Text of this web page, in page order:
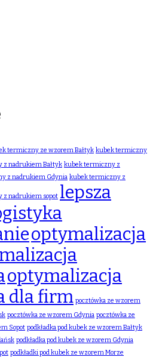
termiczny ze wzorem Bałtyk kubek termiczny
nadrukiem Bałtyk kubek termiczny z
z nadrukiem Gdynia kubek termiczny z
nadrukiem sopot lepsza
optymalizacja
optymalizacja
dla firm pocztówka ze wzorem
pocztówka ze wzorem Gdynia pocztówka ze
Sopot podkładka pod kubek ze wzorem Bałtyk
podkładka pod kubek ze wzorem Gdynia
podkładki pod kubek ze wzorem Morze